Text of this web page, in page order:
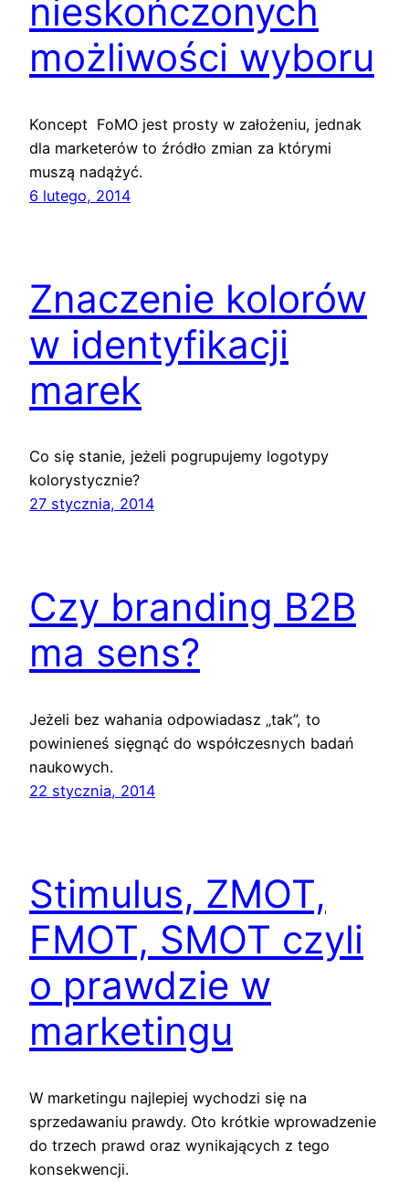
nieskończonych
możliwości wyboru
Koncept FoMO jest prosty w założeniu, jednak
dla marketerów to źródło zmian za którymi
muszą nadążyć.
6 lutego, 2014
Znaczenie kolorów
w identyfikacji
marek
Co się stanie, jeżeli pogrupujemy logotypy
kolorystycznie?
27 stycznia, 2014
Czy branding B2B
ma sens?
Jeżeli bez wahania odpowiadasz „tak”, to
powinieneś sięgnąć do współczesnych badań
naukowych.
22 stycznia, 2014
Stimulus, ZMOT,
FMOT, SMOT czyli
o prawdzie w
marketingu
W marketingu najlepiej wychodzi się na
sprzedawaniu prawdy. Oto krótkie wprowadzenie
do trzech prawd oraz wynikających z tego
konsekwencji.